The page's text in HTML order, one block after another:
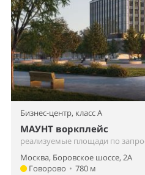
Бизнес-центр, класс A
МАУНТ воркплейс
реализуемые площади по
Москва, Боровское шоссе, 2А
Говорово • 780 м